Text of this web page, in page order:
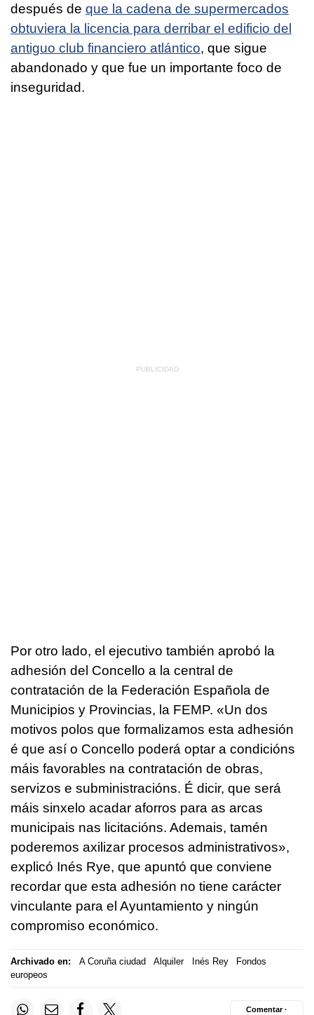
después de que la cadena de supermercados
obtuviera la licencia para derribar el edificio del
antiguo club financiero atlántico, que sigue
abandonado y que fue un importante foco de
inseguridad.
Por otro lado, el ejecutivo también aprobó la
adhesión del Concello a la central de
contratación de la Federación Española de
Municipios y Provincias, la FEMP. «Un dos
motivos polos que formalizamos esta adhesión
é que así o Concello poderá optar a condicións
máis favorables na contratación de obras,
servizos e subministracións. É dicir, que será
máis sinxelo acadar aforros para as arcas
municipais nas licitacións. Ademais, tamén
poderemos axilizar procesos administrativos»,
explicó Inés Rye, que apuntó que conviene
recordar que esta adhesión no tiene carácter
vinculante para el Ayuntamiento y ningún
compromiso económico.
Archivado en: A Coruña ciudad Alquiler Inés Rey
Fondos
europeos
Comentar ·